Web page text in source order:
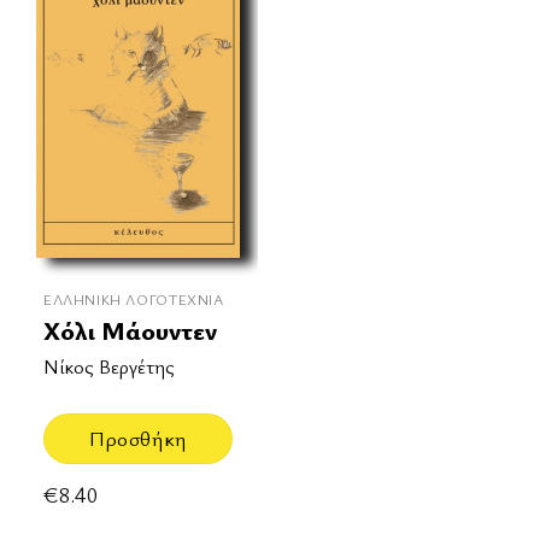
ΕΛΛΗΝΙΚΉ ΛΟΓΟΤΕΧΝΊΑ
Χόλι Μάουντεν
Νίκος Βεργέτης
Προσθήκη
€8.40